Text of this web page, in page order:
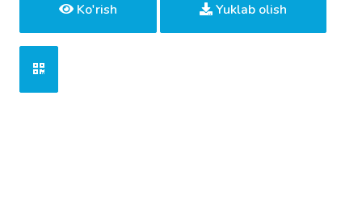
Ko'rish Yuklab olish